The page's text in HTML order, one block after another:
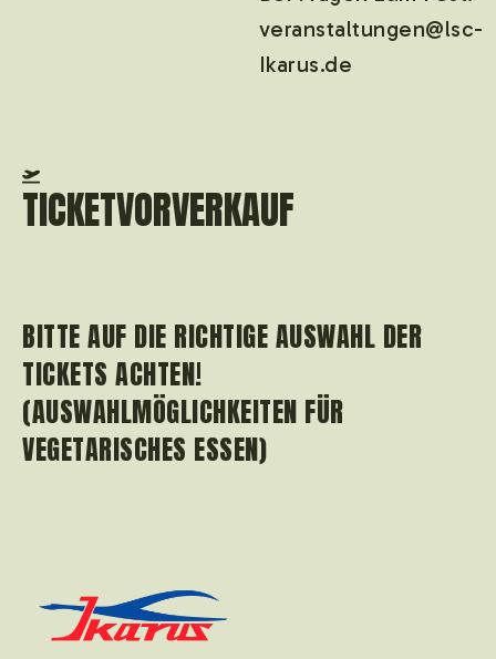
veranstaltungen@lsc-
Ikarus.de
TICKETVORVERKAUF
BITTE AUF DIE RICHTIGE AUSWAHL DER
TICKETS ACHTEN!
(AUSWAHLMÖGLICHKEITEN FÜR
VEGETARISCHES ESSEN)